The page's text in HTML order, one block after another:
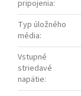
pripojenia:
Typ úložného
média:
Vstupné
striedavé
napätie: